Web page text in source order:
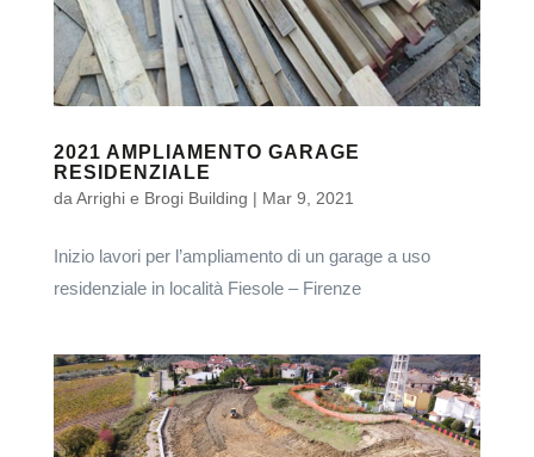
2021 AMPLIAMENTO GARAGE
RESIDENZIALE
da Arrighi e Brogi Building | Mar 9, 2021
Inizio lavori per l’ampliamento di un garage a uso
residenziale in località Fiesole – Firenze